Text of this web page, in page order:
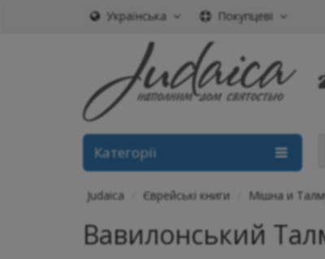
Українська Покупцеві
Категорії
Judaica Єврейські книги Мішна и
Вавилонський